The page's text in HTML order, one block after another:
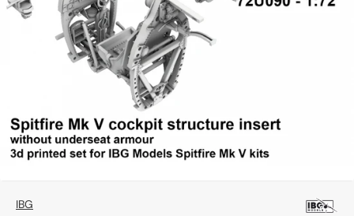
Otwórz
media
1
w
IBG